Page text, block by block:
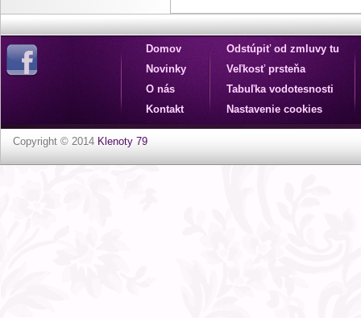
Domov
Novinky
O nás
Kontakt
Odstúpiť od zmluvy tu
Veľkosť prsteňa
Tabuľka vodotesnosti
Nastavenie cookies
Copyright © 2014 Klenoty 79